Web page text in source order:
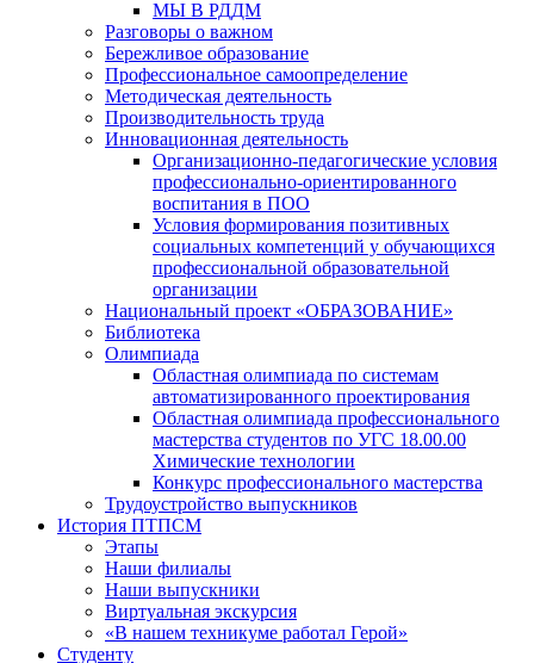
МЫ В РДДМ
Разговоры о важном
Бережливое образование
Профессиональное самоопределение
Методическая деятельность
Производительность труда
Инновационная деятельность
Организационно-педагогические условия
профессионально-ориентированного
воспитания в ПОО
Условия формирования позитивных
социальных компетенций у обучающихся
профессиональной образовательной
организации
Национальный проект «ОБРАЗОВАНИЕ»
Библиотека
Олимпиада
Областная олимпиада по системам
автоматизированного проектирования
Областная олимпиада профессионального
мастерства студентов по УГС 18.00.00
Химические технологии
Конкурс профессионального мастерства
Трудоустройство выпускников
История ПТПСМ
Этапы
Наши филиалы
Наши выпускники
Виртуальная экскурсия
«В нашем техникуме работал Герой»
Студенту